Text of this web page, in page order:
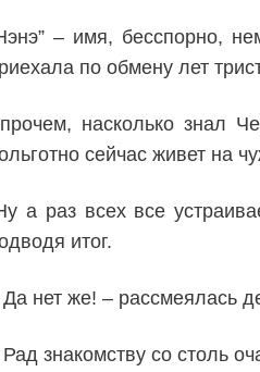
– имя, бесспорно,
по обмену лет
насколько знал
сейчас живет на
а раз всех все
итог.
нет же! – рассмеялась
знакомству со столь